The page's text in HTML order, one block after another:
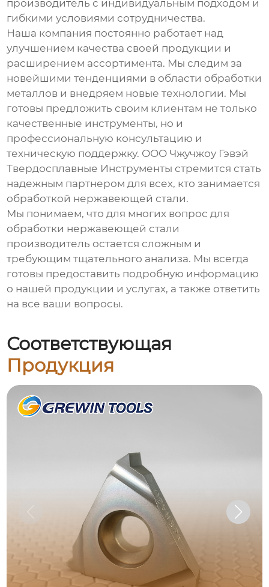
производитель с индивидуальным подходом и
гибкими условиями сотрудничества.
Наша компания постоянно работает над
улучшением качества своей продукции и
расширением ассортимента. Мы следим за
новейшими тенденциями в области обработки
металлов и внедряем новые технологии. Мы
готовы предложить своим клиентам не только
качественные инструменты, но и
профессиональную консультацию и
техническую поддержку. ООО Чжучжоу Гэвэй
Твердосплавные Инструменты стремится стать
надежным партнером для всех, кто занимается
обработкой нержавеющей стали.
Мы понимаем, что для многих вопросдля
обработки нержавеющей стали
производитель остается сложным и
требующим тщательного анализа. Мы всегда
готовы предоставить подробную информацию
о нашей продукции и услугах, а также ответить
на все ваши вопросы.
Соответствующая
Продукция